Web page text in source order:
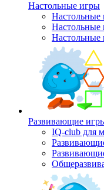
Настольные игры
Настольные
Настольные
Настольные
Развивающие
IQ-club для